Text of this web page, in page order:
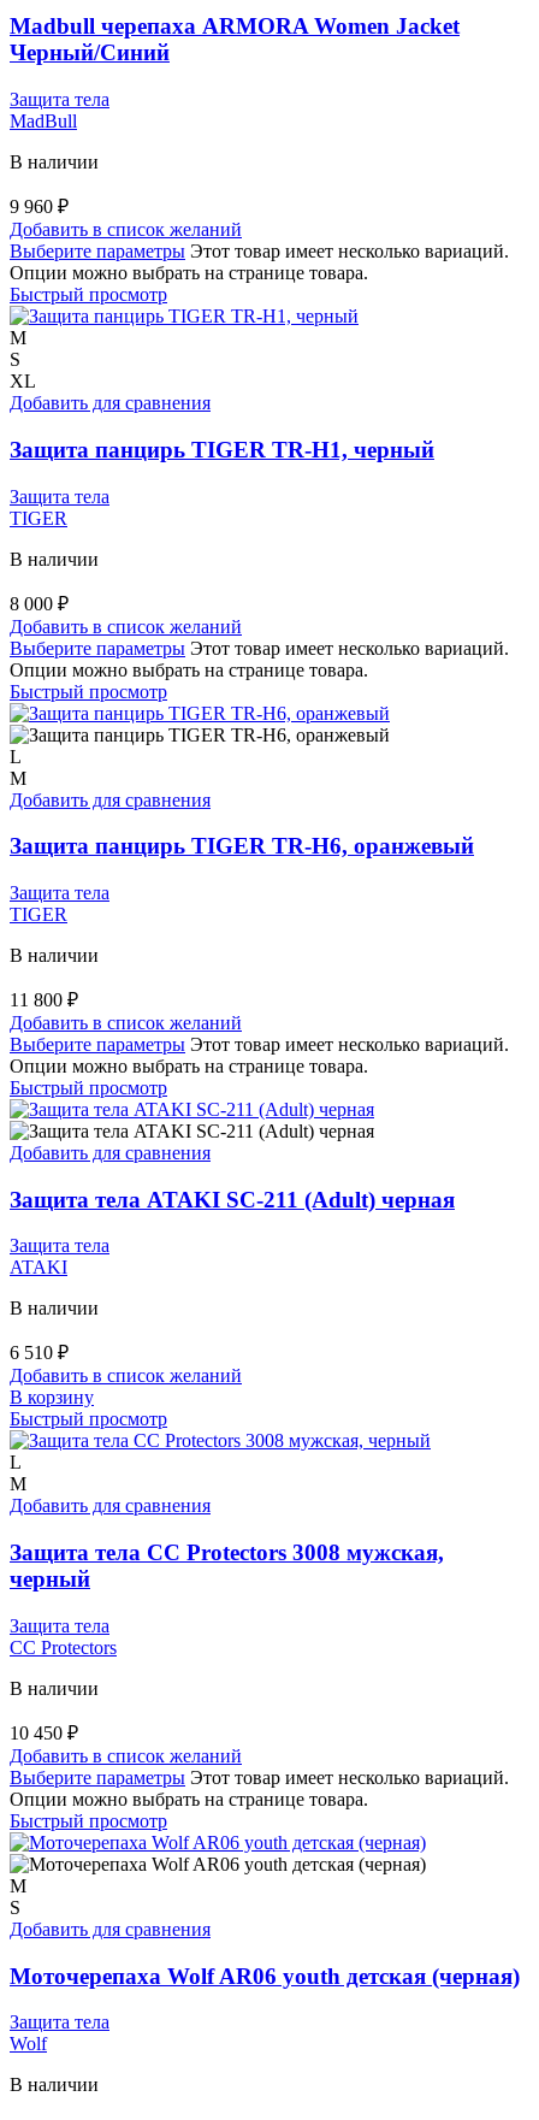
Madbull черепаха ARMORA Women Jacket
Черный/Синий
Защита тела
MadBull
В наличии
9 960 ₽
Добавить в список желаний
Выберите параметры Этот товар имеет несколько вариаций.
Опции можно выбрать на странице товара.
Быстрый просмотр
M
S
XL
Добавить для сравнения
Защита панцирь TIGER TR-H1, черный
Защита тела
TIGER
В наличии
8 000 ₽
Добавить в список желаний
Выберите параметры Этот товар имеет несколько вариаций.
Опции можно выбрать на странице товара.
Быстрый просмотр
L
M
Добавить для сравнения
Защита панцирь TIGER TR-H6, оранжевый
Защита тела
TIGER
В наличии
11 800 ₽
Добавить в список желаний
Выберите параметры Этот товар имеет несколько вариаций.
Опции можно выбрать на странице товара.
Быстрый просмотр
Добавить для сравнения
Защита тела ATAKI SC-211 (Adult) черная
Защита тела
ATAKI
В наличии
6 510 ₽
Добавить в список желаний
В корзину
Быстрый просмотр
L
M
Добавить для сравнения
Защита тела СС Protectors 3008 мужская,
черный
Защита тела
СС Protectors
В наличии
10 450 ₽
Добавить в список желаний
Выберите параметры Этот товар имеет несколько вариаций.
Опции можно выбрать на странице товара.
Быстрый просмотр
M
S
Добавить для сравнения
Моточерепаха Wolf AR06 youth детская (черная)
Защита тела
Wolf
В наличии